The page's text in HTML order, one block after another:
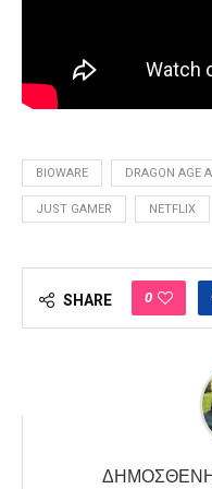
BIOWARE DRAGON AGE
JUST GAMER NETFLIX
SHARE 0